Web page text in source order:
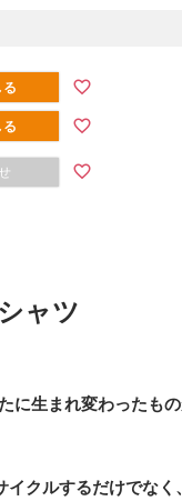
ャツ
に生まれ変わったも
イクルするだけでなく